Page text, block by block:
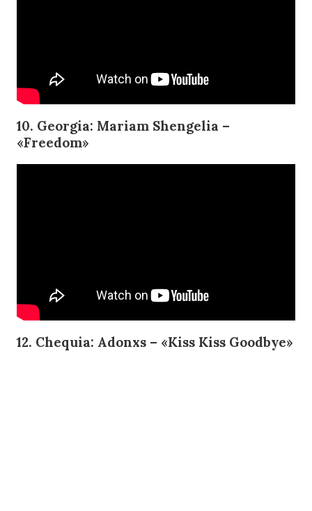
10. Georgia: Mariam Shengelia –
«Freedom»
12. Chequia: Adonxs – «Kiss Kiss Goodbye»